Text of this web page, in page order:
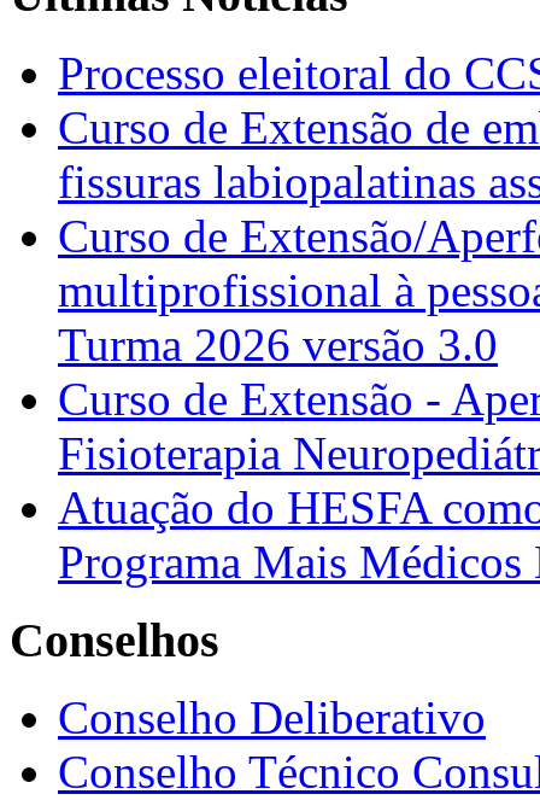
Processo eleitoral do
Curso de Extensão de
fissuras labiopalatinas
Curso de Extensão/
multiprofissional à
Turma 2026 versão 3.0
Curso de Extensão -
Fisioterapia
Atuação do HESFA
Programa Mais
Conselhos
Conselho Deliberativo
Conselho Técnico